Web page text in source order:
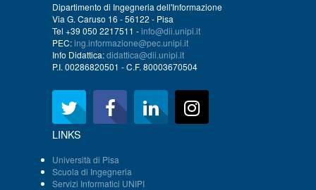
Dipartimento di Ingegneria dell'Informazione
Via G. Caruso 16 - 56122 - Pisa
Tel +39 050 2217511 -info@dii.unipi.it
PEC:ing.informazione@pec.unipi.it
Info Didattica:didattica@dii.unipi.it
P.I. 00286820501 - C.F. 80003670504
LINKS
Università di Pisa
Scuola di Ingegneria
Servizi Informatici UNIPI